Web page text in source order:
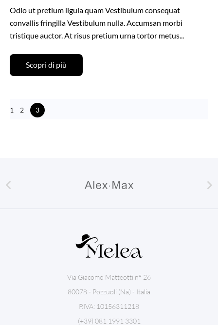
Odio ut pretium ligula quam Vestibulum consequat
convallis fringilla Vestibulum nulla. Accumsan morbi
tristique auctor. At risus pretium urna tortor metus...
Scopri di più
1 2 3
 
Via Giacomo Matteotti n° 26
80078 - Pozzuoli (Na) - Italia
P.IVA: 10156311218
(+39) 081 1991 3301